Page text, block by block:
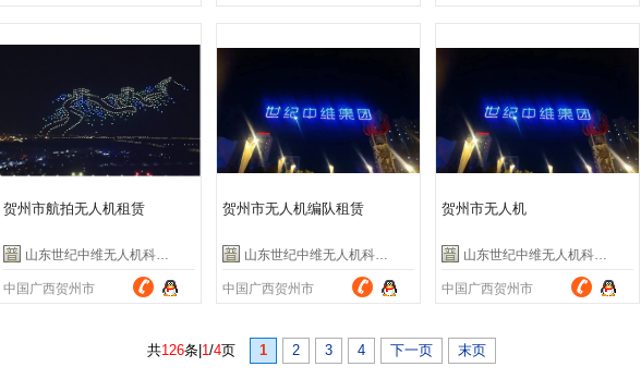
贺州市航拍无人机租赁
山东世纪中维无人机科技有限公司
中国广西贺州市
贺州市无人机编队租赁
山东世纪中维无人机科技有限公司
中国广西贺州市
贺州市无人机
山东世纪中维无人机科技有限公司
中国广西贺州市
共126条| 1/4页 1 2 3 4 下一页 末页